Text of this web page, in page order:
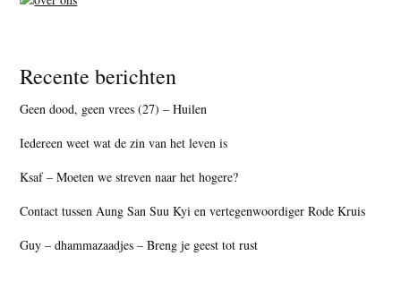
Recente berichten
Geen dood, geen vrees (27) – Huilen
Iedereen weet wat de zin van het leven is
Ksaf – Moeten we streven naar het hogere?
Contact tussen Aung San Suu Kyi en vertegenwoordiger Rode Kruis
Guy – dhammazaadjes – Breng je geest tot rust